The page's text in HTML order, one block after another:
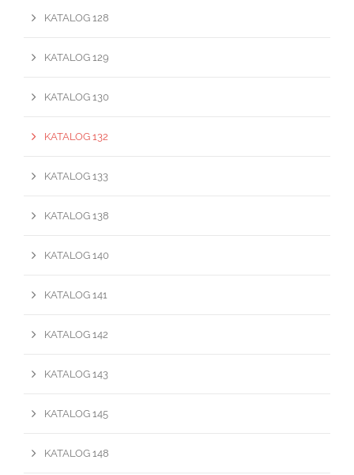
KATALOG 128
KATALOG 129
KATALOG 130
KATALOG 132
KATALOG 133
KATALOG 138
KATALOG 140
KATALOG 141
KATALOG 142
KATALOG 143
KATALOG 145
KATALOG 148